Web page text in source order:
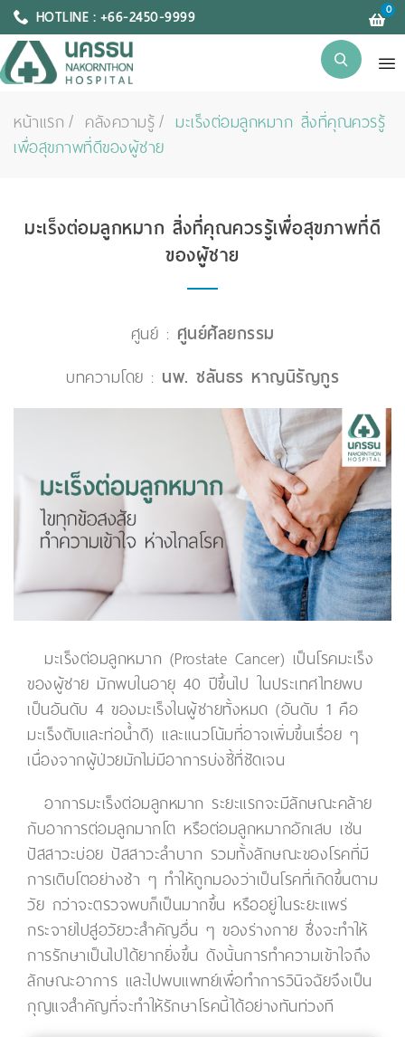
HOTLINE : +66-2450-9999 0
หน้าแรก คลังความรู้
มะเร็งต่อมลูกหมาก สิ่งที่คุณควรรู้
เพื่อสุขภาพที่ดีของผู้ชาย
มะเร็งต่อมลูกหมาก สิ่งที่คุณควรรู้เพื่อสุขภาพที่ดี
ของผู้ชาย
ศูนย์ : ศูนย์ศัลยกรรม
บทความโดย : นพ. ชลันธร หาญนิรัญกูร
มะเร็งต่อมลูกหมาก (Prostate Cancer) เป็นโรคมะเร็ง
ของผู้ชาย มักพบในอายุ 40 ปีขึ้นไป ในประเทศไทยพบ
เป็นอันดับ 4 ของมะเร็งในผู้ชายทั้งหมด (อันดับ 1 คือ
มะเร็งตับและท่อน้ำดี) และแนวโน้มที่อาจเพิ่มขึ้นเรื่อย ๆ
เนื่องจากผู้ป่วยมักไม่มีอาการบ่งชี้ที่ชัดเจน
อาการมะเร็งต่อมลูกหมาก ระยะแรกจะมีลักษณะคล้าย
กับอาการต่อมลูกมากโต หรือต่อมลูกหมากอักเสบ เช่น
ปัสสาวะบ่อย ปัสสาวะลำบาก รวมทั้งลักษณะของโรคที่มี
การเติบโตอย่างช้า ๆ ทำให้ถูกมองว่าเป็นโรคที่เกิดขึ้นตาม
วัย กว่าจะตรวจพบก็เป็นมากขึ้น หรืออยู่ในระยะแพร่
กระจายไปสู่อวัยวะสำคัญอื่น ๆ ของร่างกาย ซึ่งจะทำให้
การรักษาเป็นไปได้ยากยิ่งขึ้น ดังนั้นการทำความเข้าใจถึง
ลักษณะอาการ และไปพบแพทย์เพื่อทำการวินิจฉัยจึงเป็น
กุญแจสำคัญที่จะทำให้รักษาโรคนี้ได้อย่างทันท่วงที